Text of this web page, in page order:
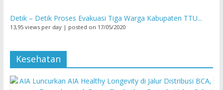
Detik – Detik Proses Evakuasi Tiga Warga Kabupaten TTU...
13,95 views per day| posted on 17/05/2020
Kesehatan